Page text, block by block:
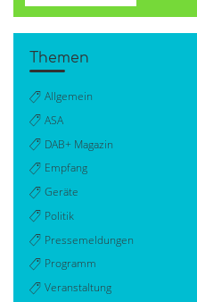
Themen
Allgemein
ASA
DAB+ Magazin
Empfang
Geräte
Politik
Pressemeldungen
Programm
Veranstaltung